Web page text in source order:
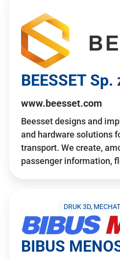
BEESSET Sp.
www.beesset.com
Beesset designs and
and hardware solutions
transport. We create,
passenger information,
DRUK 3D,
BIBUS